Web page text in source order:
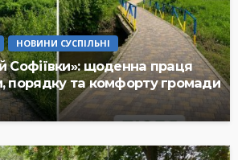
НОВИНИ СУСПІЛЬНІ
Софіївки»: щоденна праця
порядку та комфорту громади